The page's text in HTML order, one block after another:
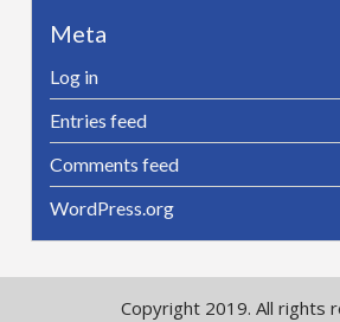
Meta
Log in
Entries feed
Comments feed
WordPress.org
Copyright 2019. All rights